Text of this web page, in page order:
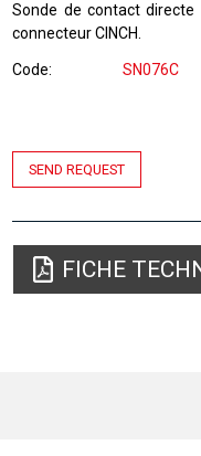
Sonde de contact
connecteur CINCH.
Code SN076C
SEND REQUEST
FICHE